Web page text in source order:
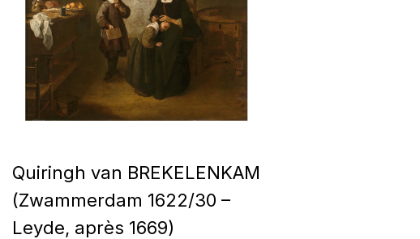
Quiringh van BREKELENKAM
(Zwammerdam 1622/30 –
Leyde, après 1669)